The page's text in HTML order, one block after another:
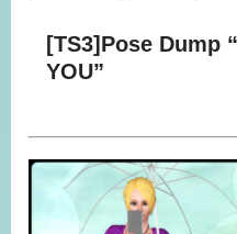
[TS3]Pose Dump
YOU”